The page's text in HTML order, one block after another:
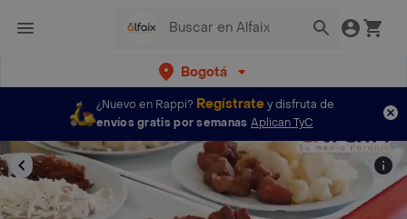
Bogotá
¿Nuevo en Rappi? Regístratey disfruta de
envíos gratis por semanas Aplican TyC